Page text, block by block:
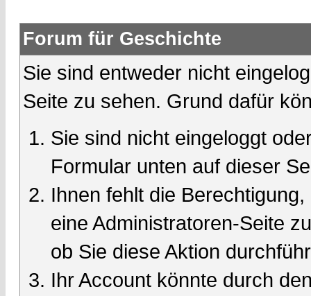
Forum für Geschichte
Sie sind entweder nicht
Seite zu sehen. Grund dafür
Sie sind nicht eingeloggt
Formular unten auf dieser
Ihnen fehlt die
eine Administratoren-Seite
ob Sie diese Aktion
Ihr Account könnte durch